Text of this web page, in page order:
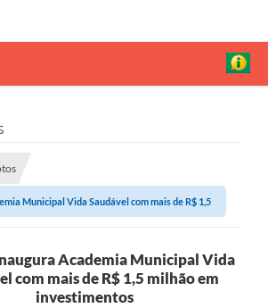
Municipal Vida Saudável com mais de R$ 1,5
Academia Municipal Vida
com mais de R$ 1,5 milhão em
investimentos